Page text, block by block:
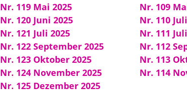
Nr. 119 Mai 2025
Nr. 120 Juni 2025
Nr. 121 Juli 2025
Nr. 122 September 2025
Nr. 123 Oktober 2025
Nr. 124 November 2025
Nr. 125 Dezember 2025
Nr. 109
Nr. 110
Nr. 111
Nr. 112
Nr. 113
Nr. 114